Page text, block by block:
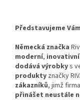
Představujeme Vám
Německá značka
moderní, inovativní
dodává výrobkys
produkty značky
zákazníků, jimž
přinášet neustále